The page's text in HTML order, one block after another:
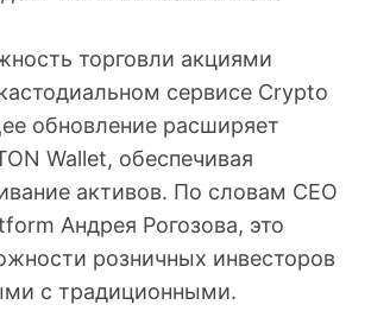
торговли акциями
сервисе Crypto
обновление расширяет
Wallet, обеспечивая
активов. По словам CEO
Андрея Рогозова, это
розничных инвесторов
с традиционными.